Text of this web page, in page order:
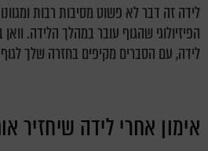
לידה זה דבר לא פשוט מסיבות רבות
הפיזיולוגי שהגוף עובר במהלך הלידה.
לידה, עם הסברים מקיפים בחזרה שלך
אימון אחרי לידה שיחזיר